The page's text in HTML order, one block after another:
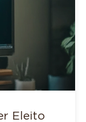
Eleito